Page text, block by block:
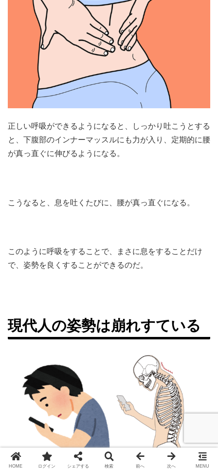
正しい呼吸ができるようになると、しっかり吐こうとする
と、下腹部のインナーマッスルにも力が入り、定期的に腰
が真っ直ぐに伸びるようになる。
こうなると、息を吐くたびに、腰が真っ直ぐになる。
このように呼吸をすることで、まさに息をすることだけ
で、姿勢を良くすることができるのだ。
現代人の姿勢は崩れすている
HOME ログイン シェアする 検索 前へ 次へ MENU